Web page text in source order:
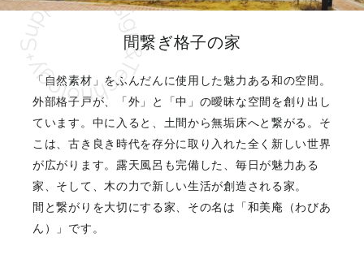
間繋ぎ格子の家
「自然素材」をふんだんに使用した魅力ある和の空間。
外部格子戸が、「外」と「中」の曖昧な空間を創り出し
ています。中に入ると、土間から無垢床へと繋がる。そ
こは、古き良き時代を存分に取り入れた全く新しい世界
が広がります。露天風呂も完備した、毎日が魅力ある
家、そして、木の力で新しい生活が創造される家。
間と繋がりを大切にする家、その名は「和美庵（わびあ
ん）」です。